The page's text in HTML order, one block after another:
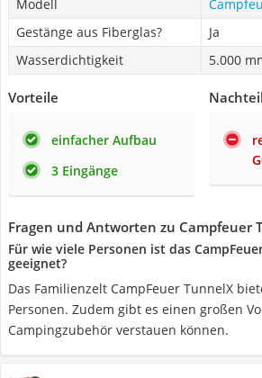
Modell
Gestänge aus Fiberglas?
Ja
Wasserdichtigkeit
5.000
Vorteile
einfacher Aufbau
3 Eingänge
Fragen und Antworten zu Campfeuer
Für wie viele Personen ist das
geeignet?
Das Familienzelt CampFeuer TunnelX
Personen. Zudem gibt es einen großen
Campingzubehör verstauen können.